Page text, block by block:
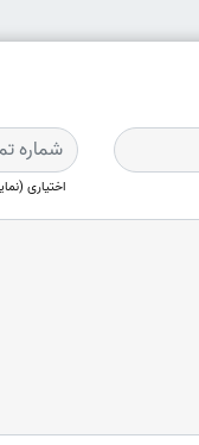
اختیاری